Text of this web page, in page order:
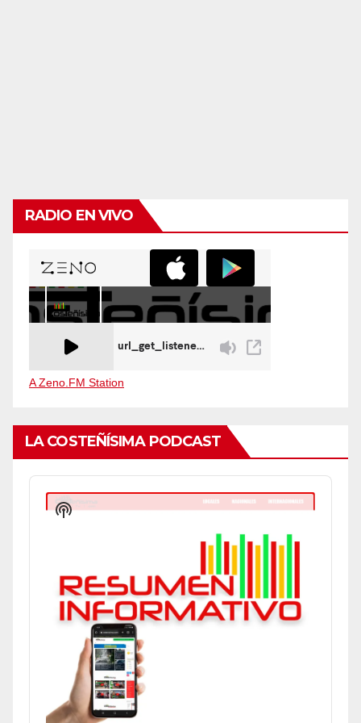
RADIO EN VIVO
A Zeno.FM Station
LA COSTEÑÍSIMA PODCAST
Audio
Player
Show